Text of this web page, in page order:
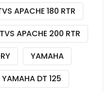
APACHE 180 RTR
TVS APACHE 200 RTR
YAMAHA
YAMAHA DT 125